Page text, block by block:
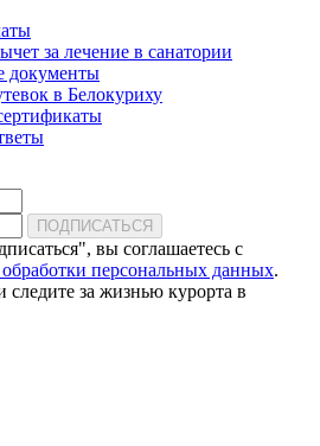
за лечение в санатории
документы
в Белокуриху
ПОДПИСАТЬСЯ
вы соглашаетесь с
персональных данных.
за жизнью курорта в